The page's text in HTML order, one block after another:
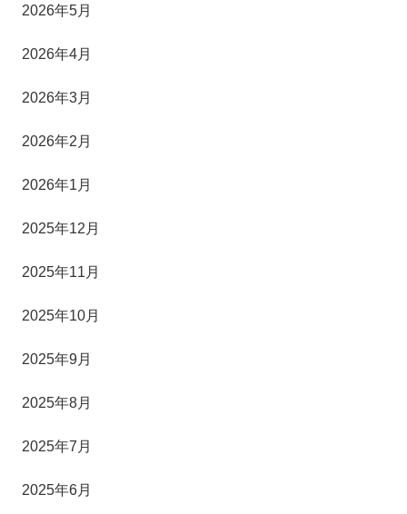
2026年5月
2026年4月
2026年3月
2026年2月
2026年1月
2025年12月
2025年11月
2025年10月
2025年9月
2025年8月
2025年7月
2025年6月